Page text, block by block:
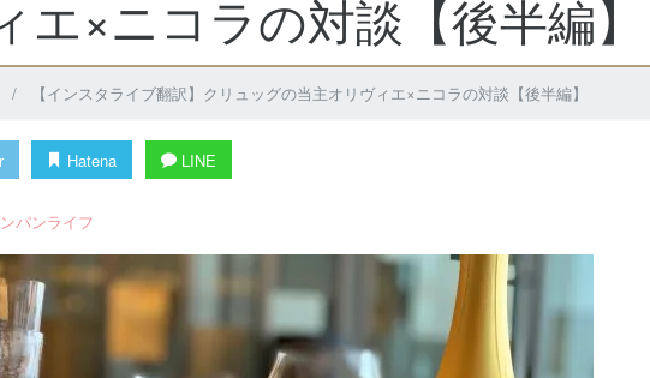
エ×ニコラの対談【後半編】
【インスタライブ翻訳】クリュッグの当主オリヴィエ×ニコラの対談【後半編】
Hatena LINE
パンライフ